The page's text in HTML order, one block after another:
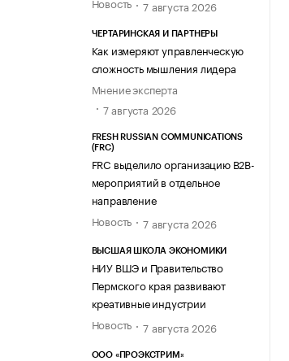
7 августа 2026
ЧЕРТАРИНСКАЯ И ПАРТНЕРЫ
Как измеряют управленческую
сложность мышления лидера
Мнение эксперта
7 августа 2026
FRESH RUSSIAN COMMUNICATIONS
(FRC)
FRC выделило организацию B2B-
мероприятий в отдельное
направление
Новость
7 августа 2026
ВЫСШАЯ ШКОЛА ЭКОНОМИКИ
НИУ ВШЭ и Правительство
Пермского края развивают
креативные индустрии
Новость
7 августа 2026
ООО «ПРОЭКСТРИМ»